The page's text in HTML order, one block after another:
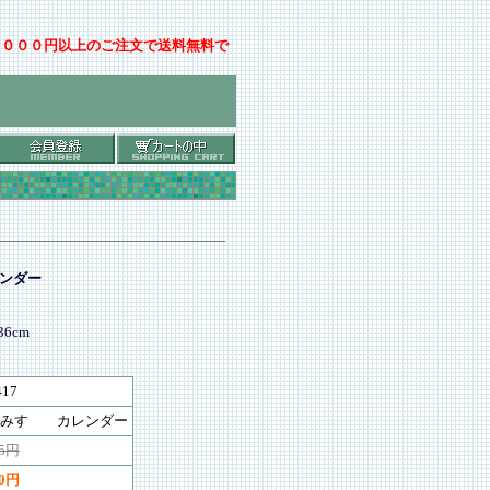
００円以上のご注文で送料無料で
ダー
すゞ カレンダー
円
円